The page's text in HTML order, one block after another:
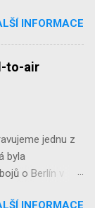
SH32092
V-1 Missile’
Seafire
INFORMACE
to-air
jednu z
byla
o Berlín v
INFORMACE